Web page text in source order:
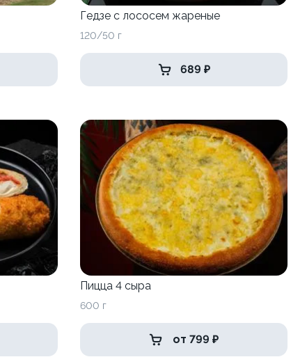
Гедзе с лососем жареные
120/50 г
689 ₽
Пицца 4 сыра
600 г
от 799 ₽